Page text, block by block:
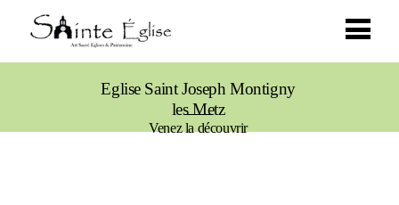
Eglise Saint Joseph Montigny
les Metz
Venez la découvrir